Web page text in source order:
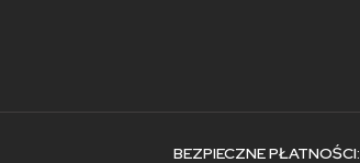
BEZPIECZNE PŁATNOŚCI: